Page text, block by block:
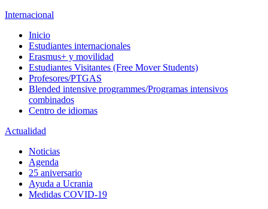
Internacional
Inicio
Estudiantes internacionales
Erasmus+ y movilidad
Estudiantes Visitantes (Free Mover Students)
Profesores/PTGAS
Blended intensive programmes/Programas intensivos
combinados
Centro de idiomas
Actualidad
Noticias
Agenda
25 aniversario
Ayuda a Ucrania
Medidas COVID-19